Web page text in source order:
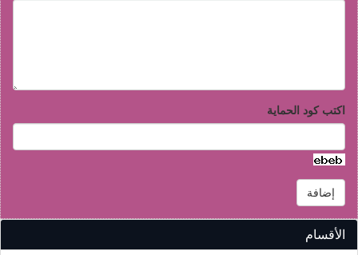
اكتب كود الحماية
إضافة
الأقسام